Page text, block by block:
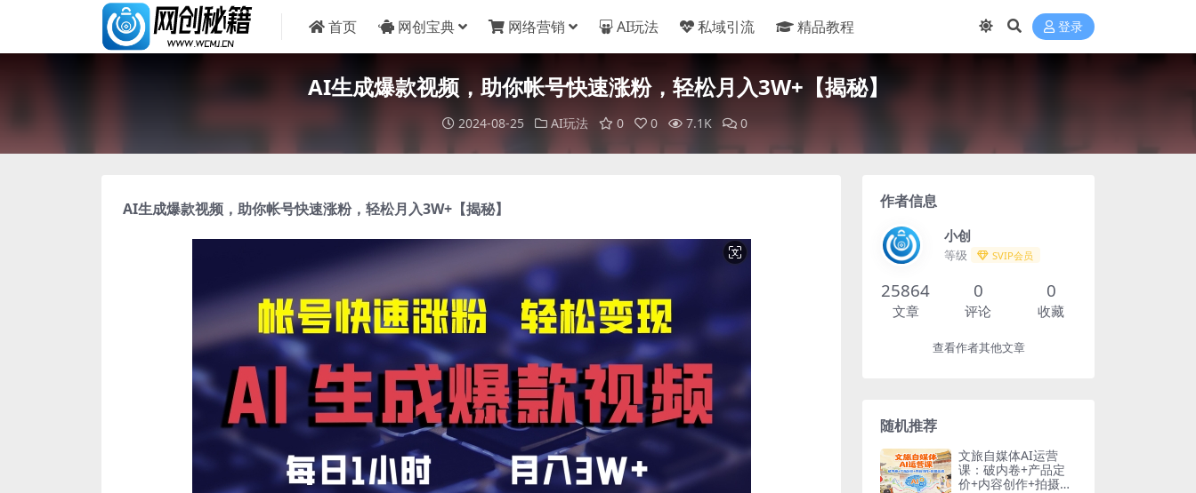
首页 网创宝典 网络营销 AI玩法 私域引流 精品教程 登录
AI生成爆款视频，助你帐号快速涨粉，轻松月入3W+【揭秘】
2024-08-25 AI玩法 0 0 7.1K 0
AI生成爆款视频 ，助你帐号快速涨粉，轻松月入3W+【揭秘】 作者信息
小创
等级 SVIP会员
25864
文章
0
评论
0
收藏
查看作者其他文章
随机推荐
文旅自媒体AI运营
课：破内卷+产品定
价+内容创作+拍摄实